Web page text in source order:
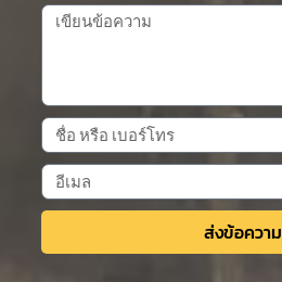
ส่งข้อความ